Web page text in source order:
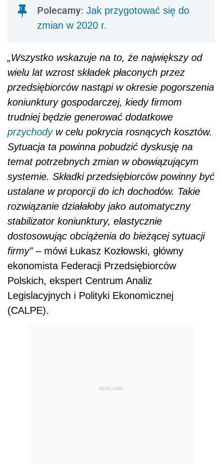
Polecamy: Jak przygotować się do
zmian w 2020 r.
„Wszystko wskazuje na to, że największy od
wielu lat wzrost składek płaconych przez
przedsiębiorców nastąpi w okresie pogorszenia
koniunktury gospodarczej, kiedy firmom
trudniej będzie generować dodatkowe
przychodyw celu pokrycia rosnących kosztów.
Sytuacja ta powinna pobudzić dyskusję na
temat potrzebnych zmian w obowiązującym
systemie. Składki przedsiębiorców powinny być
ustalane w proporcji do ich dochodów. Takie
rozwiązanie działałoby jako automatyczny
stabilizator koniunktury, elastycznie
dostosowując obciążenia do bieżącej sytuacji
firmy” – mówi Łukasz Kozłowski, główny
ekonomista Federacji Przedsiębiorców
Polskich, ekspert Centrum Analiz
Legislacyjnych i Polityki Ekonomicznej
(CALPE).
REKLAMA